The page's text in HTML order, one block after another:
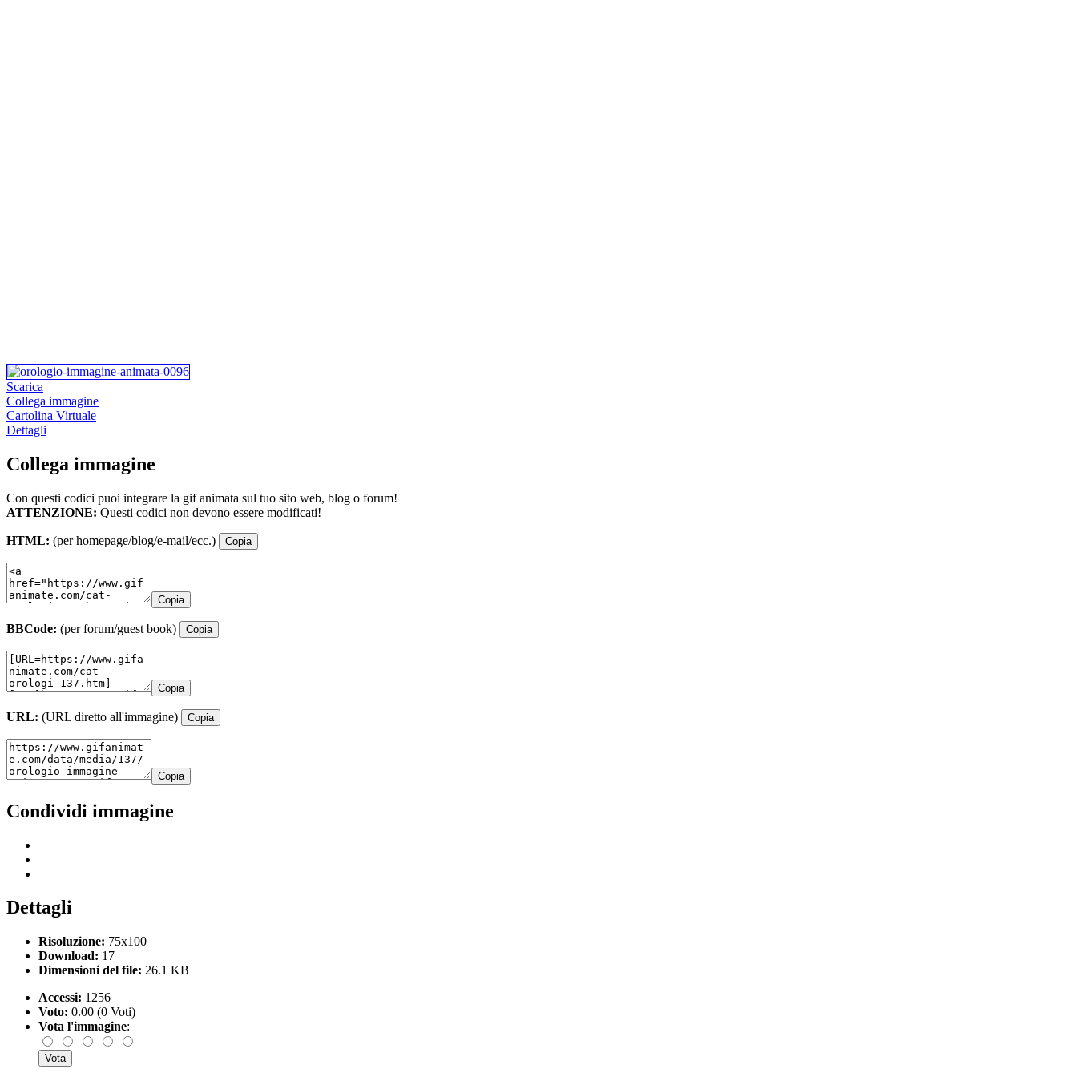
Scarica
Collega immagine
Cartolina Virtuale
Dettagli
Collega immagine
Con questi codici puoi integrare la gif animata sul tuo sito web, blog o forum!
ATTENZIONE: Questi codici non devono essere modificati!
HTML: (per homepage/blog/e-mail/ecc.) Copia
Copia
BBCode: (per forum/guest book) Copia
Copia
URL: (URL diretto all'immagine) Copia
Copia
Condividi immagine
Dettagli
Risoluzione: 75x100
Download: 17
Dimensioni del file: 26.1 KB
Accessi: 1256
Voto: 0.00 (0 Voti)
Vota l'immagine: